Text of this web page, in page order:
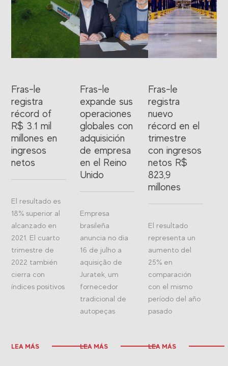
Fras-le
registra
récord of
R$ 3.1 mil
millones en
ingresos
netos
El resultado es
18% superior al
alcanzado en
2021. El cuarto
trimestre de
2022 también
cierra con
índices positivos
LEA MÁS
Fras-le
expande sus
operaciones
globales con
adquisición
de empresa
en el Reino
Unido
Empresa
brasileña
anuncia no dia
16 de julho a
aquisição de
Juratek, um
fornecedor
tradicional de
autopeças
LEA MÁS
Fras-le
registra
nuevo
récord en el
trimestre
con ingresos
netos R$
823,9
millones
El resultado
representa un
aumento del
25% en
comparación
con el mismo
período del año
pasado
LEA MÁS